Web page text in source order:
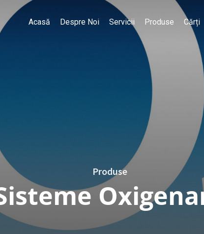
Acasă Despre Noi Servicii Produse Cărți
Produse